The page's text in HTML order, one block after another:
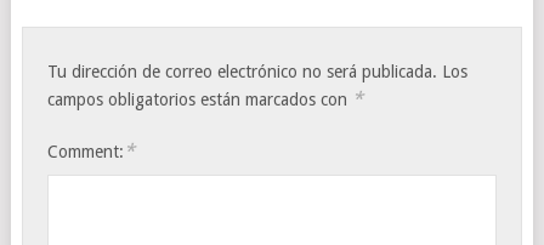
Tu dirección de correo electrónico no será publicada. Los
campos obligatorios están marcados con *
Comment: *